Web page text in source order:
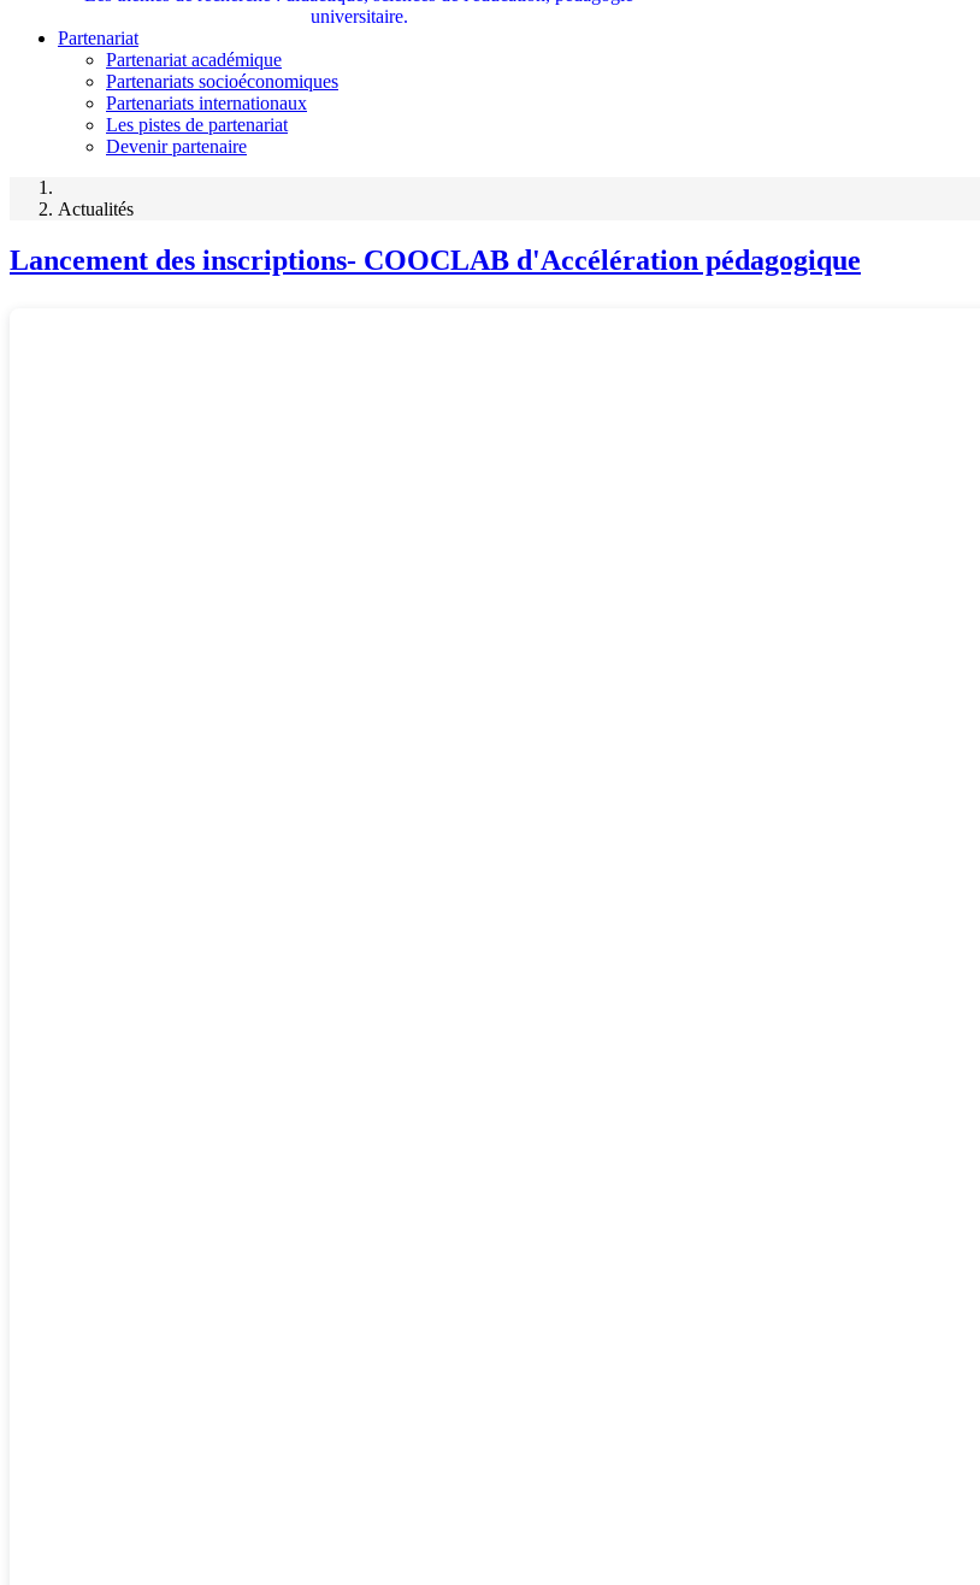
universitaire.
Partenariat
Partenariat académique
Partenariats socioéconomiques
Partenariats internationaux
Les pistes de partenariat
Devenir partenaire
Actualités
Lancement des inscriptions- COOCLAB d'Accélération pédagogique